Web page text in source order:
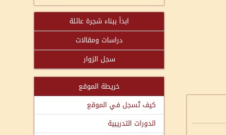
ابدأ ببناء شجرة عائلة
دراسات ومقالات
سجل الزوار
خريطة الموقع
كيف تُسجل في الموقع
الدورات التدريبية